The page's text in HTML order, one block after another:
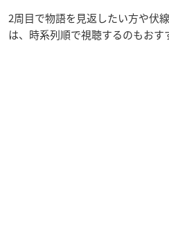
2周目で物語を見返したい方や伏
は、時系列順で視聴するのもおす